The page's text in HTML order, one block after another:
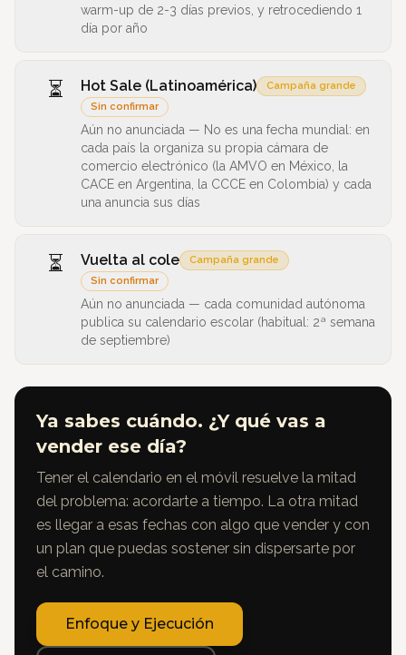
warm-up de 2-3 días previos, y retrocediendo 1
día por año
⏳ Hot Sale (Latinoamérica)
Campaña grande
Sin confirmar
Aún no anunciada — No es una fecha mundial: en
cada país la organiza su propia cámara de
comercio electrónico (la AMVO en México, la
CACE en Argentina, la CCCE en Colombia) y cada
una anuncia sus días
⏳ Vuelta al cole
Campaña grande
Sin confirmar
Aún no anunciada — cada comunidad autónoma
publica su calendario escolar (habitual: 2ª semana
de septiembre)
Ya sabes cuándo. ¿Y qué vas a
vender ese día?
Tener el calendario en el móvil resuelve la mitad
del problema: acordarte a tiempo. La otra mitad
es llegar a esas fechas con algo que vender y con
un plan que puedas sostener sin dispersarte por
el camino.
Enfoque y Ejecución